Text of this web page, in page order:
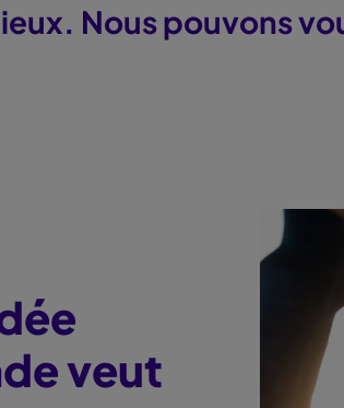
Nous pouvons
veut